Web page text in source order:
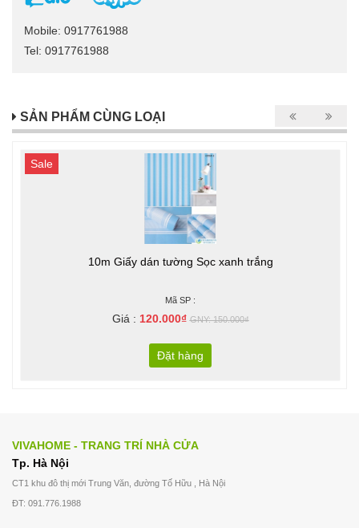
Mobile: 0917761988
Tel: 0917761988
SẢN PHẨM CÙNG LOẠI
Sale
10m Giấy dán tường Sọc xanh trắng
Mã SP :
Giá : 120.000₫GNY: 150.000₫
Đặt hàng
VIVAHOME - TRANG TRÍ NHÀ CỬA
Tp. Hà Nội
CT1 khu đô thị mới Trung Văn, đường Tố Hữu , Hà Nội
ĐT: 091.776.1988